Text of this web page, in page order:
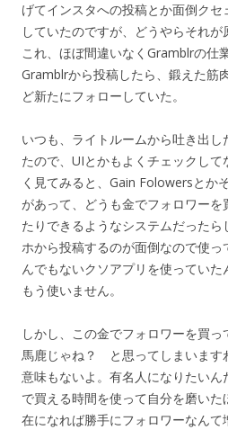
げてインスタへの投稿とか面倒ク
していたのですが、どうやらそれが
これ、ほぼ間違いなくGramblrの仕
Gramblrから投稿したら、鍛えた筋
ど新たにフォローしていた。
いつも、ライトルームから吐き出
たので、UIとかもよくチェックして
く見てみると、Gain Folowersとか
があって、どうも金でフォロワーを
たりできるようなシステムだった
ホから投稿するのが面倒なので使っ
んでもないクソアプリを使っていた
もう使いません。
しかし、この金でフォロワーを買っ
馬鹿じゃね？ と思ってしまいます
意味もないよ。有名人になりたい
で買える時間を使って自分を磨い
在になれば勝手にフォロワーなん